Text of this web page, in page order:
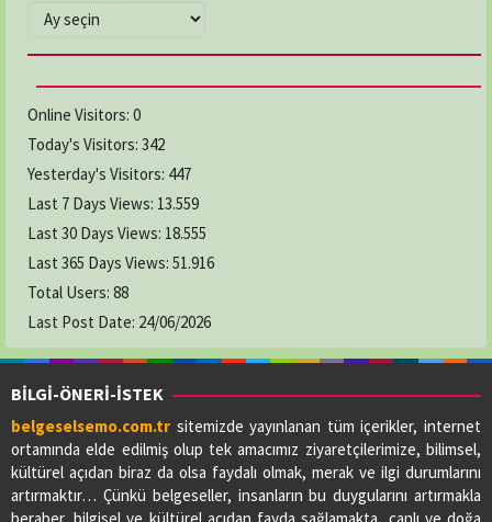
ARŞİVLER
Online Visitors: 0
Today's Visitors: 342
Yesterday's Visitors: 447
Last 7 Days Views: 13.559
Last 30 Days Views: 18.555
Last 365 Days Views: 51.916
Total Users: 88
Last Post Date: 24/06/2026
BİLGİ-ÖNERİ-İSTEK
belgeselsemo.com.tr sitemizde yayınlanan tüm içerikler, internet
ortamında elde edilmiş olup tek amacımız ziyaretçilerimize, bilimsel,
kültürel açıdan biraz da olsa faydalı olmak, merak ve ilgi durumlarını
artırmaktır… Çünkü belgeseller, insanların bu duygularını artırmakla